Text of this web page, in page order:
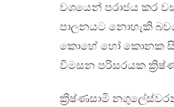
වශයෙන් පරාජය කර
පාලනයට නොහැකි
කොහේ හෝ කොනක
විමසන පරිසරයක
ක්‍රිෂ්ණසාමි